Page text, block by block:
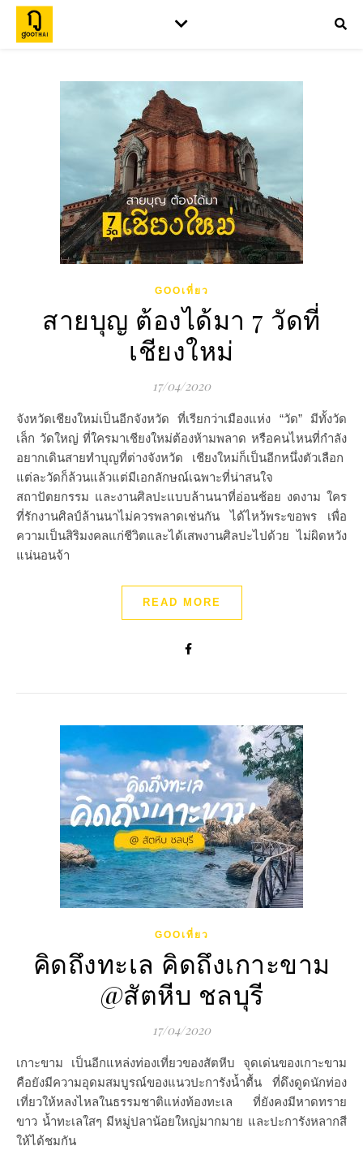
GOOเที่ยว
สายบุญ ต้องได้มา 7 วัดที่
เชียงใหม่
17/04/2020
จังหวัดเชียงใหม่เป็นอีกจังหวัด ที่เรียกว่าเมืองแห่ง “วัด” มีทั้งวัด
เล็ก วัดใหญ่ ที่ใครมาเชียงใหม่ต้องห้ามพลาด หรือคนไหนที่กำลัง
อยากเดินสายทำบุญที่ต่างจังหวัด เชียงใหม่ก็เป็นอีกหนึ่งตัวเลือก
แต่ละวัดก็ล้วนแล้วแต่มีเอกลักษณ์เฉพาะที่น่าสนใจ
สถาปัตยกรรม และงานศิลปะแบบล้านนาที่อ่อนช้อย งดงาม ใคร
ที่รักงานศิลป์ล้านนาไม่ควรพลาดเช่นกัน ได้ไหว้พระขอพร เพื่อ
ความเป็นสิริมงคลแก่ชีวิตและได้เสพงานศิลปะไปด้วย ไม่ผิดหวัง
แน่นอนจ้า
READ MORE
GOOเที่ยว
คิดถึงทะเล คิดถึงเกาะขาม
@สัตหีบ ชลบุรี
17/04/2020
เกาะขาม เป็นอีกแหล่งท่องเที่ยวของสัตหีบ จุดเด่นของเกาะขาม
คือยังมีความอุดมสมบูรณ์ของแนวปะการังน้ำตื้น ที่ดึงดูดนักท่อง
เที่ยวให้หลงไหลในธรรมชาติแห่งท้องทะเล ที่ยังคงมีหาดทราย
ขาว น้ำทะเลใสๆ มีหมู่ปลาน้อยใหญ่มากมาย และปะการังหลากสี
ให้ได้ชมกัน